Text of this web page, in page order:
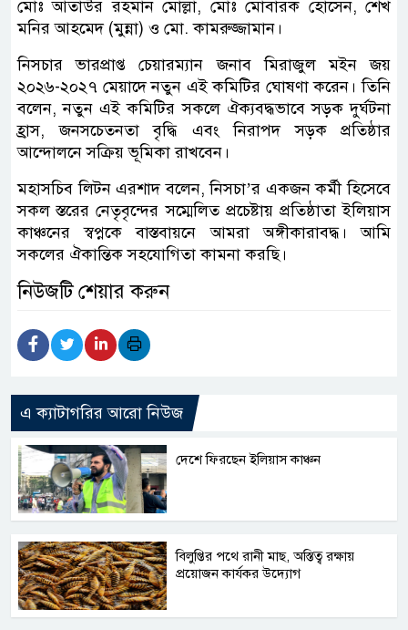
মোঃ আতাউর রহমান মোল্লা, মোঃ মোবারক হোসেন, শেখ
মনির আহমেদ (মুন্না) ও মো. কামরুজ্জামান।
নিসচার ভারপ্রাপ্ত চেয়ারম্যান জনাব মিরাজুল মইন জয়
২০২৬-২০২৭ মেয়াদে নতুন এই কমিটির ঘোষণা করেন। তিনি
বলেন, নতুন এই কমিটির সকলে ঐক্যবদ্ধভাবে সড়ক দুর্ঘটনা
হ্রাস, জনসচেতনতা বৃদ্ধি এবং নিরাপদ সড়ক প্রতিষ্ঠার
আন্দোলনে সক্রিয় ভূমিকা রাখবেন।
মহাসচিব লিটন এরশাদ বলেন, নিসচা’র একজন কর্মী হিসেবে
সকল স্তরের নেতৃবৃন্দের সম্মেলিত প্রচেষ্টায় প্রতিষ্ঠাতা ইলিয়াস
কাঞ্চনের স্বপ্নকে বাস্তবায়নে আমরা অঙ্গীকারাবদ্ধ। আমি
সকলের ঐকান্তিক সহযোগিতা কামনা করছি।
নিউজটি শেয়ার করুন
এ ক্যাটাগরির আরো নিউজ
দেশে ফিরছেন ইলিয়াস কাঞ্চন
বিলুপ্তির পথে রানী মাছ, অস্তিত্ব রক্ষায়
প্রয়োজন কার্যকর উদ্যোগ